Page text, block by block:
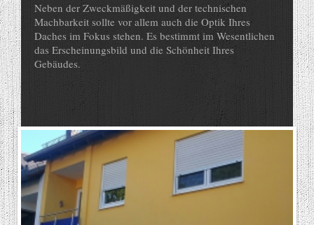
Neben der Zweckmäßigkeit und der technischen
Machbarkeit sollte vor allem auch die Optik Ihres
Daches im Fokus stehen. Es bestimmt im Wesentlichen
das Erscheinungsbild und die Schönheit Ihres
Gebäudes.